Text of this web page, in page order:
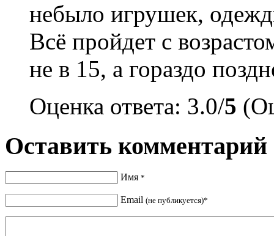
небыло игрушек,
Всё пройдет с
не в 15, а гораздо
Оценка ответа: 3.0/5
Оставить комментарий
Имя *
Email (не публикуется)*